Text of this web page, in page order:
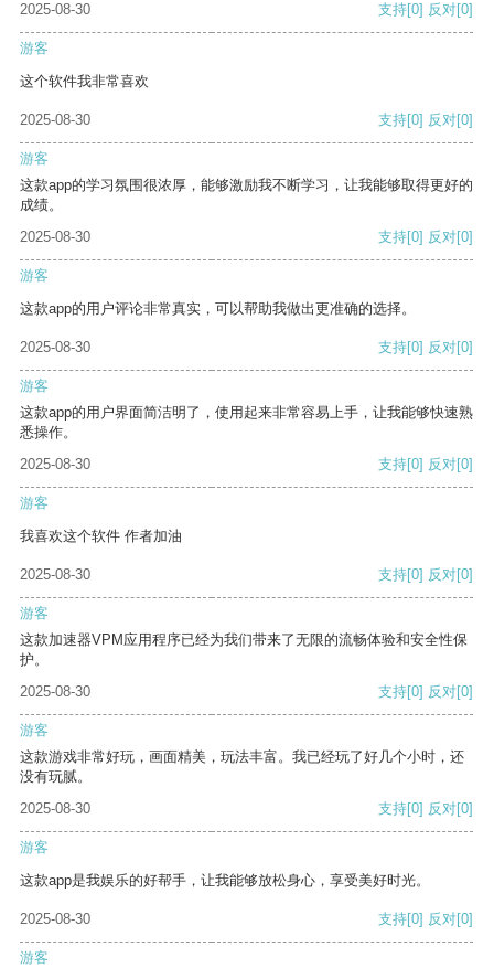
2025-08-30
支持[0] 反对[0]
游客
这个软件我非常喜欢
2025-08-30 支持[0] 反对[0]
游客
这款app的学习氛围很浓厚，能够激励我不断学习，让我能够取得更好的
成绩。
2025-08-30
支持[0] 反对[0]
游客
这款app的用户评论非常真实，可以帮助我做出更准确的选择。
2025-08-30 支持[0] 反对[0]
游客
这款app的用户界面简洁明了，使用起来非常容易上手，让我能够快速熟
悉操作。
2025-08-30
支持[0] 反对[0]
游客
我喜欢这个软件 作者加油
2025-08-30 支持[0] 反对[0]
游客
这款加速器VPM应用程序已经为我们带来了无限的流畅体验和安全性保
护。
2025-08-30
支持[0] 反对[0]
游客
这款游戏非常好玩，画面精美，玩法丰富。我已经玩了好几个小时，还
没有玩腻。
2025-08-30
支持[0] 反对[0]
游客
这款app是我娱乐的好帮手，让我能够放松身心，享受美好时光。
2025-08-30 支持[0] 反对[0]
游客